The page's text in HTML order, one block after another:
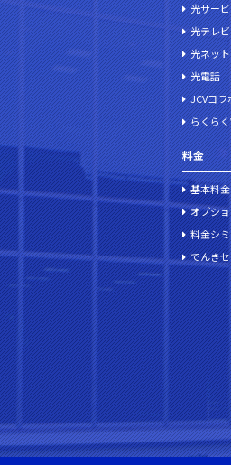
光サー
光テレビ
光ネット
光電話
JCVコラ
らくら
料金
基本料金
オプシ
料金シ
でんき